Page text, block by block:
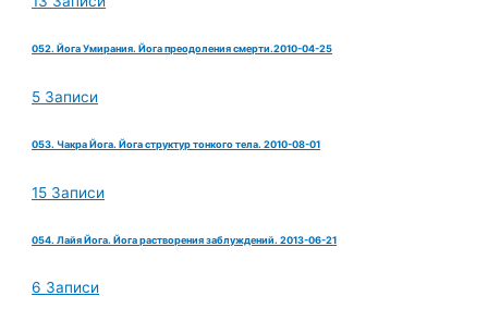
052. Йога Умирания. Йога преодоления смерти.2010-04-25
5 Записи
053. Чакра Йога. Йога структур тонкого тела. 2010-08-01
15 Записи
054. Лайя Йога. Йога растворения заблуждений. 2013-06-21
6 Записи